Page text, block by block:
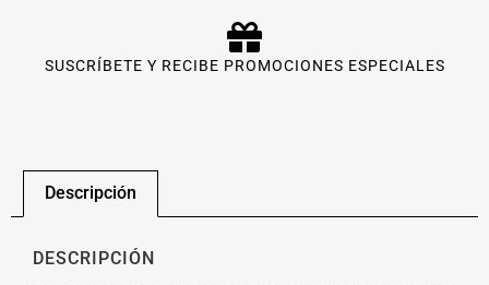
SUSCRÍBETE Y RECIBE PROMOCIONES ESPECIALES
Descripción
DESCRIPCIÓN